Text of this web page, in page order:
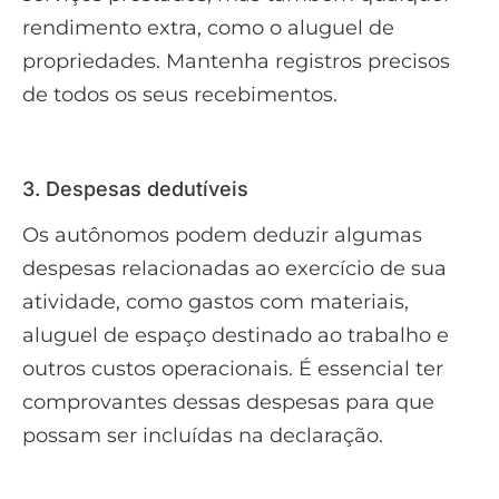
rendimento extra, como o aluguel de
propriedades. Mantenha registros precisos
de todos os seus recebimentos.
3. Despesas dedutíveis
Os autônomos podem deduzir algumas
despesas relacionadas ao exercício de sua
atividade, como gastos com materiais,
aluguel de espaço destinado ao trabalho e
outros custos operacionais. É essencial ter
comprovantes dessas despesas para que
possam ser incluídas na declaração.